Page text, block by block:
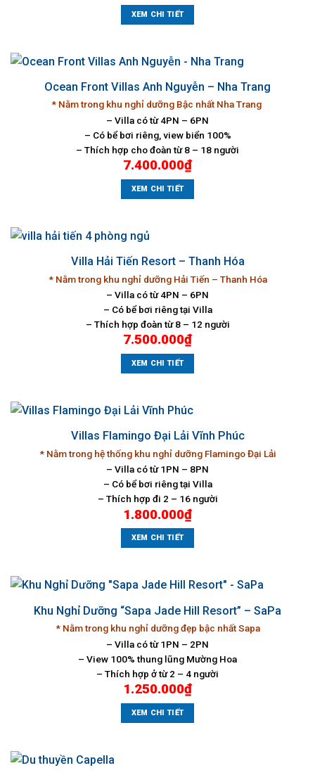
XEM CHI TIẾT
Ocean Front Villas Anh Nguyễn – Nha Trang
* Nằm trong khu nghỉ dưỡng Bậc nhất Nha Trang
– Villa có từ 4PN – 6PN
– Có bể bơi riêng, view biển 100%
– Thích hợp cho đoàn từ 8 – 18 người
7.400.000₫
XEM CHI TIẾT
Villa Hải Tiến Resort – Thanh Hóa
* Nằm trong khu nghỉ dưỡng Hải Tiến – Thanh Hóa
– Villa có từ 4PN – 6PN
– Có bể bơi riêng tại Villa
– Thích hợp đoàn từ 8 – 12 người
7.500.000₫
XEM CHI TIẾT
Villas Flamingo Đại Lải Vĩnh Phúc
* Nằm trong hệ thống khu nghỉ dưỡng Flamingo Đại Lải
– Villa có từ 1PN – 8PN
– Có bể bơi riêng tại Villa
– Thích hợp đi 2 – 16 người
1.800.000₫
XEM CHI TIẾT
Khu Nghỉ Dưỡng “Sapa Jade Hill Resort” – SaPa
* Nằm trong khu nghỉ dưỡng đẹp bậc nhất Sapa
– Villa có từ 1PN – 2PN
– View 100% thung lũng Mường Hoa
– Thích hợp ở từ 2 – 4 người
1.250.000₫
XEM CHI TIẾT